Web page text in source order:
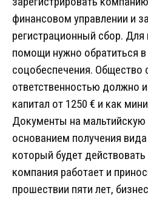
финансовом управлении и
регистрационный сбор.
помощи нужно обратиться
соцобеспечения. Общество
ответственностью должно
капитал от 1250 € и как
Документы на
основанием получения
который будет
компания работает и
прошествии пяти лет,